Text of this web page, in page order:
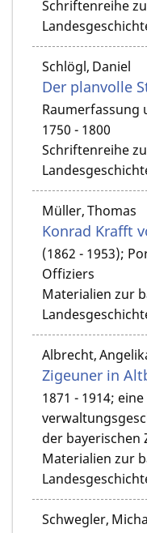
Schriftenreihe
Schlögl, Daniel
Der planvolle
Raumerfassung
1750 - 1800
Schriftenreihe
Müller, Thomas
Konrad Krafft
(1862 - 1953);
Offiziers
Materialien zur
Albrecht,
Zigeuner in
1871 - 1914;
der
Materialien zur
Schwegler,